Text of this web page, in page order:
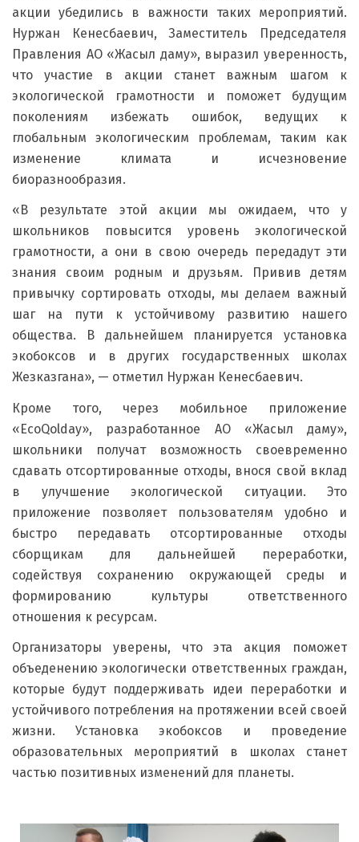
акции убедились в важности таких мероприятий.
Нуржан Кенесбаевич, Заместитель Председателя
Правления АО «Жасыл даму», выразил уверенность,
что участие в акции станет важным шагом к
экологической грамотности и поможет будущим
поколениям избежать ошибок, ведущих к
глобальным экологическим проблемам, таким как
изменение климата и исчезновение
биоразнообразия.
«В результате этой акции мы ожидаем, что у
школьников повысится уровень экологической
грамотности, а они в свою очередь передадут эти
знания своим родным и друзьям. Привив детям
привычку сортировать отходы, мы делаем важный
шаг на пути к устойчивому развитию нашего
общества. В дальнейшем планируется установка
экобоксов и в других государственных школах
Жезказгана», — отметил Нуржан Кенесбаевич.
Кроме того, через мобильное приложение
«EcoQolday», разработанное АО «Жасыл даму»,
школьники получат возможность своевременно
сдавать отсортированные отходы, внося свой вклад
в улучшение экологической ситуации. Это
приложение позволяет пользователям удобно и
быстро передавать отсортированные отходы
сборщикам для дальнейшей переработки,
содействуя сохранению окружающей среды и
формированию культуры ответственного
отношения к ресурсам.
Организаторы уверены, что эта акция поможет
объеденению экологически ответственных граждан,
которые будут поддерживать идеи переработки и
устойчивого потребления на протяжении всей своей
жизни. Установка экобоксов и проведение
образовательных мероприятий в школах станет
частью позитивных изменений для планеты.